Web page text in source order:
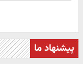
پیشنهاد ما